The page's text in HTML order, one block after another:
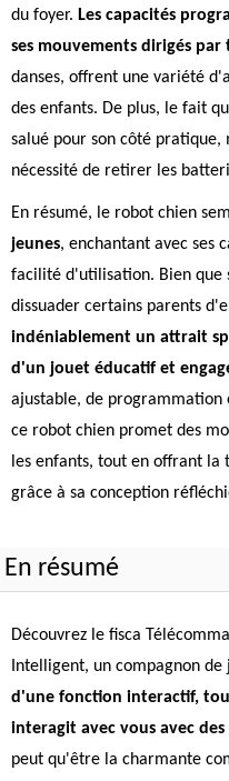
du foyer. Les capacités
ses mouvements dirigés par
danses, offrent une variété
des enfants. De plus, le fait
salué pour son côté
nécessité de retirer les
En résumé, le robot chien
jeunes, enchantant avec ses
facilité d'utilisation. Bien que
dissuader certains parents
indéniablement un attrait
d'un jouet éducatif et
ajustable, de
ce robot chien promet des
les enfants, tout en offrant
grâce à sa conception
En résumé
Découvrez le fisca
Intelligent, un compagnon
d'une fonction interactif,
interagit avec vous avec
peut qu'être la charmante